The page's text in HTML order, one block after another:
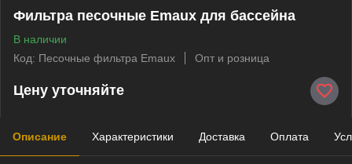
Фильтра песочные Emaux для бассейна
В наличии
Код: Песочные фильтра Emaux
Опт и розница
Цену уточняйте
Описание Характеристики Доставка Оплата